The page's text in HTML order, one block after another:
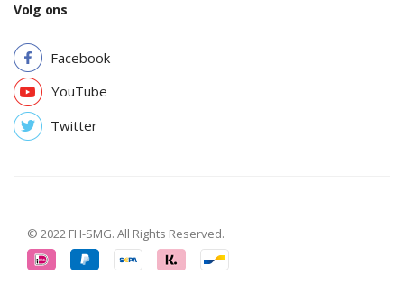
Volg ons
Facebook
YouTube
Twitter
© 2022 FH-SMG. All Rights Reserved.